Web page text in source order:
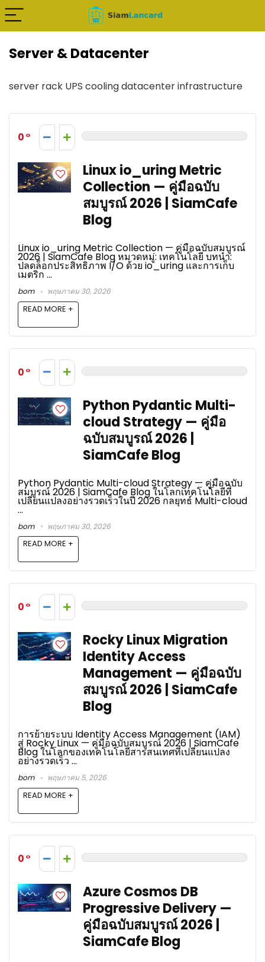
Server & Datacenter
server rack UPS cooling datacenter infrastructure
0
Linux io_uring Metric
Collection — คู่มือฉบับ
สมบูรณ์ 2026 | SiamCafe
Blog
Linux io_uring Metric Collection — คู่มือฉบับสมบูรณ์
2026 | SiamCafe Blog หมวดหมู่: เทคโนโลยี บทนำ:
ปลดล็อกประสิทธิภาพ I/O ด้วย io_uring และการเก็บ
เมตริก ...
bom พฤษภาคม 30, 2026
READ MORE +
0
Python Pydantic Multi-
cloud Strategy — คู่มือ
ฉบับสมบูรณ์ 2026 |
SiamCafe Blog
Python Pydantic Multi-cloud Strategy — คู่มือฉบับ
สมบูรณ์ 2026 | SiamCafe Blog ในโลกเทคโนโลยีที่
เปลี่ยนแปลงอย่างรวดเร็วในปี 2026 กลยุทธ์ Multi-cloud
...
bom พฤษภาคม 30, 2026
READ MORE +
0
Rocky Linux Migration
Identity Access
Management — คู่มือฉบับ
สมบูรณ์ 2026 | SiamCafe
Blog
การย้ายระบบ Identity Access Management (IAM)
สู่ Rocky Linux — คู่มือฉบับสมบูรณ์ 2026 | SiamCafe
Blog ในโลกของเทคโนโลยีสารสนเทศที่เปลี่ยนแปลง
อย่างรวดเร็ว ...
bom พฤษภาคม 5, 2026
READ MORE +
0
Azure Cosmos DB
Progressive Delivery —
คู่มือฉบับสมบูรณ์ 2026 |
SiamCafe Blog